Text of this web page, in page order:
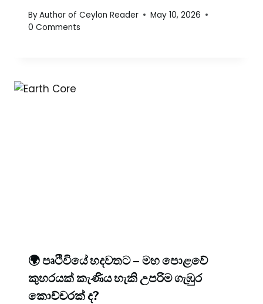
ByAuthor of Ceylon Reader
May 10, 2026
0 Comments
🌍 පෘථිවියේ හදවතට – මහ පොළවේ
කුහරයක් කැණිය හැකි උපරිම ගැඹුර
කොච්චරක් ද?